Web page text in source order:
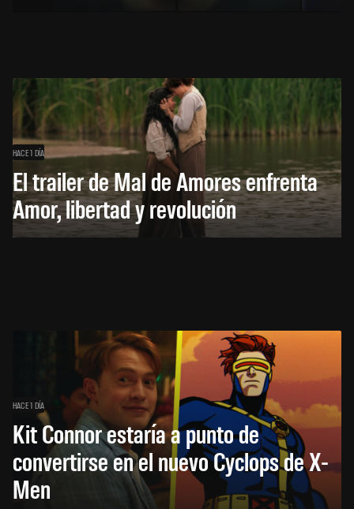
HACE 1 DÍA
El trailer de Mal de Amores enfrenta
Amor, libertad y revolución
HACE 1 DÍA
Kit Connor estaría a punto de
convertirse en el nuevo Cyclops de X-
Men